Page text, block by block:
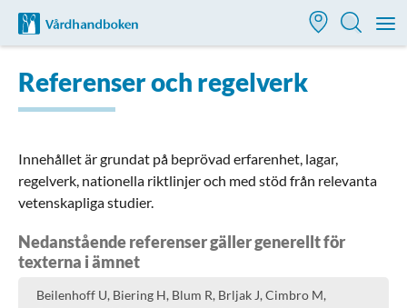
Till startsidan för Vårdhandboken
Referenser och regelverk
Innehållet är grundat på beprövad erfarenhet, lagar,
regelverk, nationella riktlinjer och med stöd från relevanta
vetenskapliga studier.
Nedanstående referenser gäller generellt för
texterna i ämnet
Beilenhoff U, Biering H, Blum R, Brljak J, Cimbro M,